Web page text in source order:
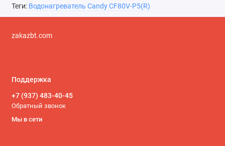
Теги: Водонагреватель Candy CF80V-P5(R)
zakazbt.com
Поддержка
+7 (937) 483-40-45
Обратный звонок
Мы в сети